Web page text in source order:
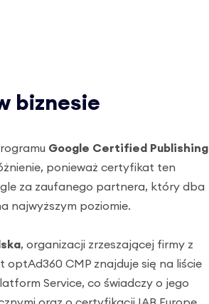
biznesie
Google Certified Publishing
ponieważ certyfikat ten
za zaufanego partnera, który dba
najwyższym poziomie.
, organizacji zrzeszającej firmy z
CMP znajduje się na liście
Service, co świadczy o jego